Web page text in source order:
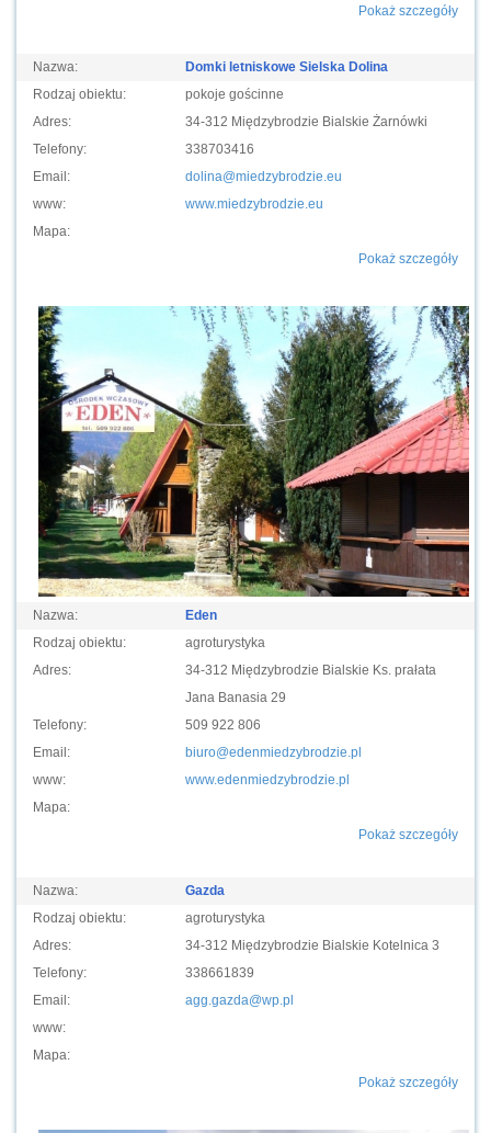
Pokaż szczegóły
Nazwa:
Domki letniskowe Sielska Dolina
Rodzaj obiektu:
pokoje gościnne
Adres:
34-312 Międzybrodzie Bialskie Żarnówki
Telefony:
338703416
Email:
dolina@miedzybrodzie.eu
www:
www.miedzybrodzie.eu
Mapa:
Pokaż szczegóły
Nazwa:
Eden
Rodzaj obiektu:
agroturystyka
Adres:
34-312 Międzybrodzie Bialskie Ks. prałata
Jana Banasia 29
Telefony:
509 922 806
Email:
biuro@edenmiedzybrodzie.pl
www:
www.edenmiedzybrodzie.pl
Mapa:
Pokaż szczegóły
Nazwa:
Gazda
Rodzaj obiektu:
agroturystyka
Adres:
34-312 Międzybrodzie Bialskie Kotelnica 3
Telefony:
338661839
Email:
agg.gazda@wp.pl
www:
Mapa:
Pokaż szczegóły